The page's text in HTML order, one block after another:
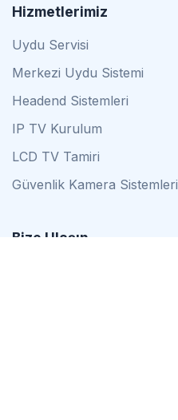
Hizmetlerimiz
Uydu Servisi
Merkezi Uydu Sistemi
Headend Sistemleri
IP TV Kurulum
LCD TV Tamiri
Güvenlik Kamera Sistemleri
Bize Ulaşın